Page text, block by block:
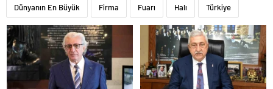
Dünyanın En Büyük Firma Fuarı Halı Türkiye